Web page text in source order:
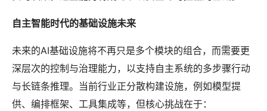
自主智能时代的基础设施未来
未来的AI基础设施将不再只是多个模块的组合，而需要更
深层次的控制与治理能力，以支持自主系统的多步骤行动
与长链条推理。当前行业正分散构建设施，例如模型提
供、编排框架、工具集成等，但核心挑战在于：